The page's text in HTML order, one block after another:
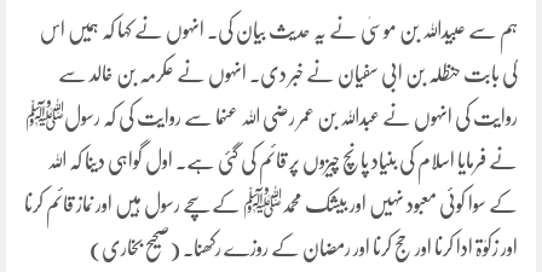
ہم سے عبیداللہ بن موسیٰ نے یہ حدیث بیان کی۔ انہوں نے کہا کہ ہمیں اس
کی بابت حنظلہ بن ابی سفیان نے خبر دی۔ انہوں نے عکرمہ بن خالد سے
روایت کی انہوں نے عبداللہ بن عمر رضی اللہ عنہما سے روایت کی کہ رسولﷺ
نے فرمایا اسلام کی بنیاد پانچ چیزوں پر قائم کی گئی ہے۔ اول گواہی دینا کہ اللہ
کے سوا کوئی معبود نہیں اور بیشک محمدﷺ کے سچے رسول ہیں اور نماز قائم کرنا
اور زکوٰۃ ادا کرنا اور حج کرنا اور رمضان کے روزے رکھنا۔ (صحیح بخاری)